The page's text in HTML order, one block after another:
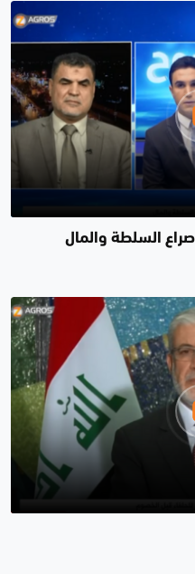
السلطة والمال